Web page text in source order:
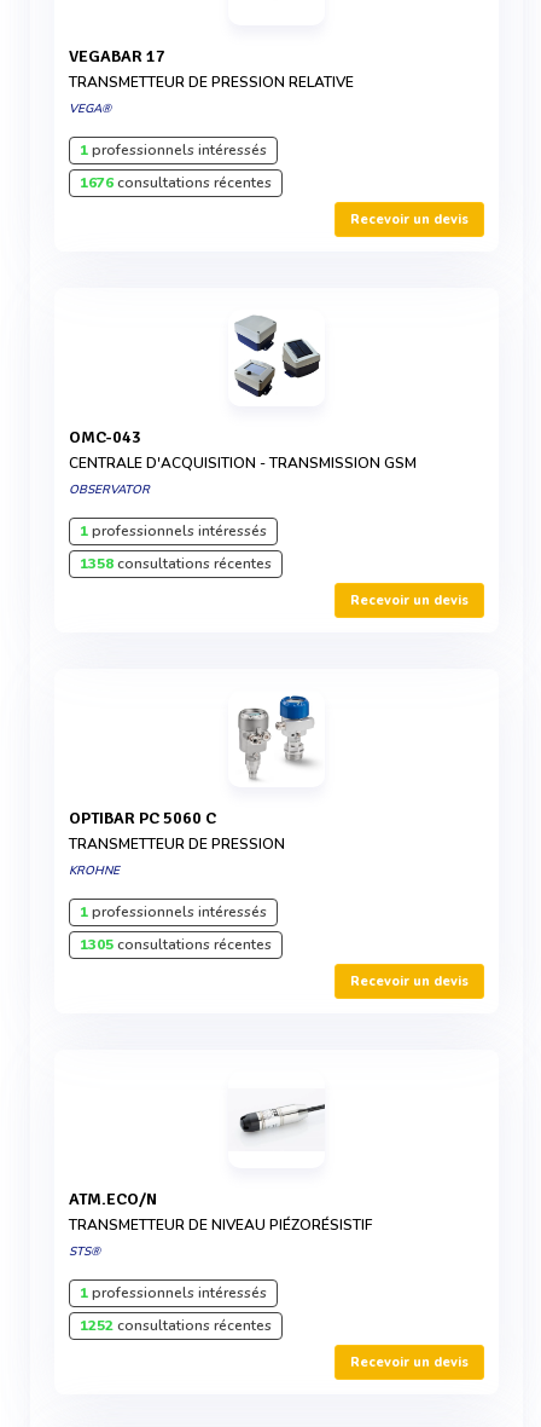
VEGABAR 17
TRANSMETTEUR DE PRESSION RELATIVE
VEGA®
1professionnels intéressés
1676consultations récentes
Recevoir un devis
OMC-043
CENTRALE D'ACQUISITION - TRANSMISSION GSM
OBSERVATOR
1professionnels intéressés
1358consultations récentes
Recevoir un devis
OPTIBAR PC 5060 C
TRANSMETTEUR DE PRESSION
KROHNE
1professionnels intéressés
1305consultations récentes
Recevoir un devis
ATM.ECO/N
TRANSMETTEUR DE NIVEAU PIÉZORÉSISTIF
STS®
1professionnels intéressés
1252consultations récentes
Recevoir un devis